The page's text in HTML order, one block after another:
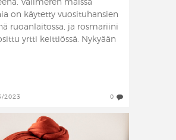
Välimeren maissa
on käytetty vuosituhansien
ruoanlaitossa, ja rosmariini
yrtti keittiössä. Nykyään
2023 0